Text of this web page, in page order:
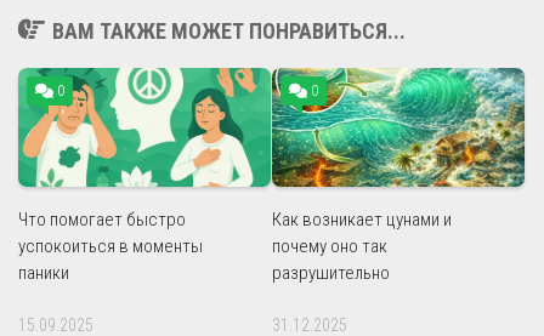
ВАМ ТАКЖЕ МОЖЕТ ПОНРАВИТЬСЯ...
0
Что помогает быстро
успокоиться в моменты
паники
15.09.2025
0
Как возникает цунами и
почему оно так
разрушительно
31.12.2025